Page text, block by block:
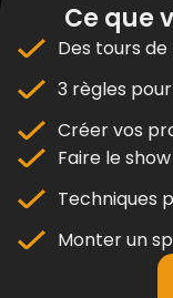
Ce que
Des tours
3 règles
Créer vos
Faire le
Techniques
Monter un